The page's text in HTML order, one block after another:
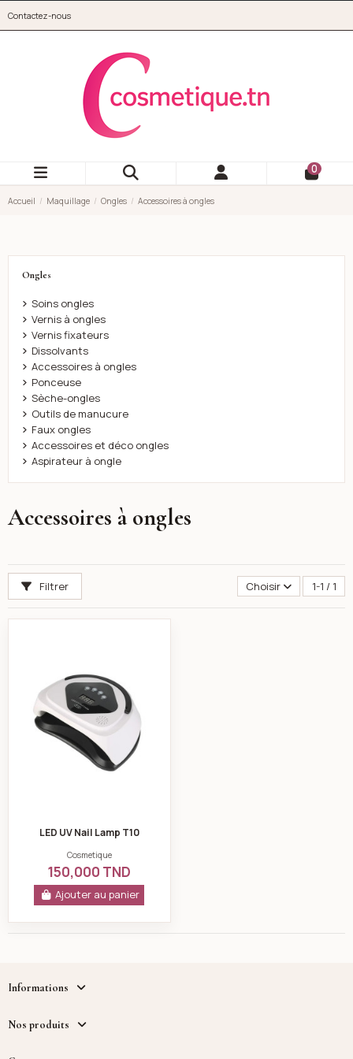
Contactez-nous
0
Accueil Maquillage Ongles Accessoires à ongles
Accessoires à ongles
Filtrer Choisir 1-1 / 1
LED UV Nail Lamp T10
Cosmetique
150,000 TND
Ajouter au panier
Ongles
Soins ongles
Vernis à ongles
Vernis fixateurs
Dissolvants
Accessoires à ongles
Ponceuse
Sèche-ongles
Outils de manucure
Faux ongles
Accessoires et déco ongles
Aspirateur à ongle
Informations
Nos produits